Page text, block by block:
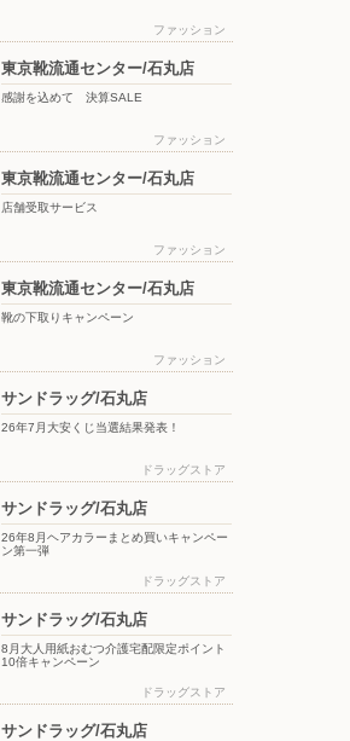
ファッション
東京靴流通センター/石丸店
感謝を込めて 決算SALE
ファッション
東京靴流通センター/石丸店
店舗受取サービス
ファッション
東京靴流通センター/石丸店
靴の下取りキャンペーン
ファッション
サンドラッグ/石丸店
26年7月大安くじ当選結果発表！
ドラッグストア
サンドラッグ/石丸店
26年8月ヘアカラーまとめ買いキャンペー
ン第一弾
ドラッグストア
サンドラッグ/石丸店
8月大人用紙おむつ介護宅配限定ポイント
10倍キャンペーン
ドラッグストア
サンドラッグ/石丸店